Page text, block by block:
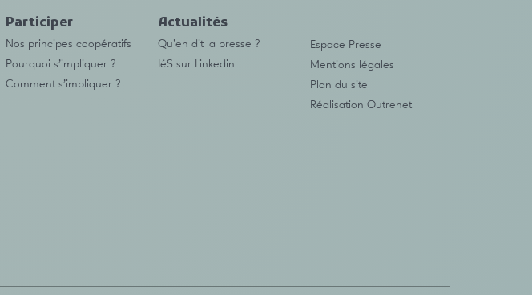
Participer
Nos principes coopératifs
Pourquoi s’impliquer ?
Comment s’impliquer ?
Actualités
Qu’en dit la presse ?
IéS sur Linkedin
Espace Presse
Mentions légales
Plan du site
Réalisation Outrenet